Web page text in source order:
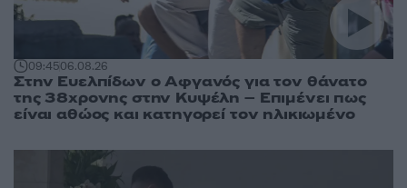
09:4506.08.26
Στην Ευελπίδων ο Αφγανός για τον θάνατο
της 38χρονης στην Κυψέλη – Επιμένει πως
είναι αθώος και κατηγορεί τον ηλικιωμένο